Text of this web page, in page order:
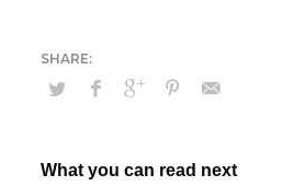
What you can read next